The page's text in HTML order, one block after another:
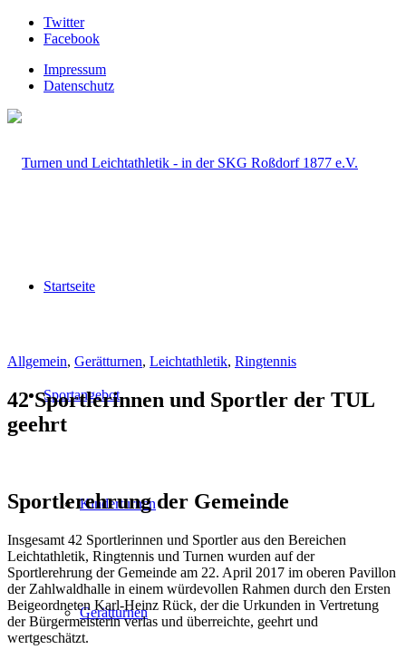
Twitter
Facebook
Impressum
Datenschutz
Startseite
Sportangebot
Kinderturnen
Gerätturnen
Allgemein, Gerätturnen, Leichtathletik, Ringtennis
42 Sportlerinnen und Sportler der TUL
geehrt
Sportlerehrung der Gemeinde
Insgesamt 42 Sportlerinnen und Sportler aus den Bereichen
Leichtathletik, Ringtennis und Turnen wurden auf der
Sportlerehrung der Gemeinde am 22. April 2017 im oberen Pavillon
der Zahlwaldhalle in einem würdevollen Rahmen durch den Ersten
Beigeordneten Karl-Heinz Rück, der die Urkunden in Vertretung
der Bürgermeisterin verlas und überreichte, geehrt und
wertgeschätzt.